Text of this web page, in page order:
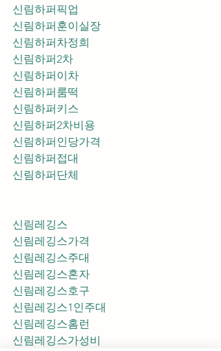
신림하퍼훈이실장
신림하퍼차정희
신림하퍼2차
신림하퍼이차
신림하퍼룸떡
신림하퍼키스
신림하퍼2차비용
신림하퍼인당가격
신림하퍼접대
신림하퍼단체
신림레깅스
신림레깅스가격
신림레깅스주대
신림레깅스혼자
신림레깅스호구
신림레깅스1인주대
신림레깅스홈런
신림레깅스가성비